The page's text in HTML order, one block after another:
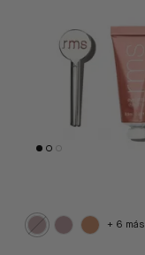
+ 6 más